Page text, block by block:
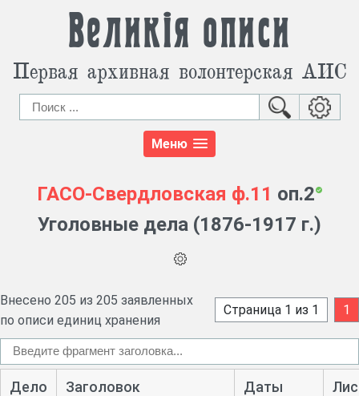
Великія описи
Первая архивная волонтерская АИС
Меню
ГАСО-Свердловская ф.11 оп.2
Уголовные дела (1876-1917 г.)
Внесено 205 из 205 заявленных
по описи единиц хранения
Страница 1 из 1 1
Дело Заголовок Даты